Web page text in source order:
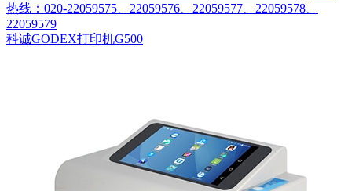
热线：020-22059575、22059576、22059577、22059578、
22059579
科诚GODEX打印机G500